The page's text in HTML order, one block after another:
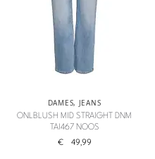
DAMES, JEANS
ONLBLUSH MID STRAIGHT DNM
TAI467 NOOS
€ 49,99